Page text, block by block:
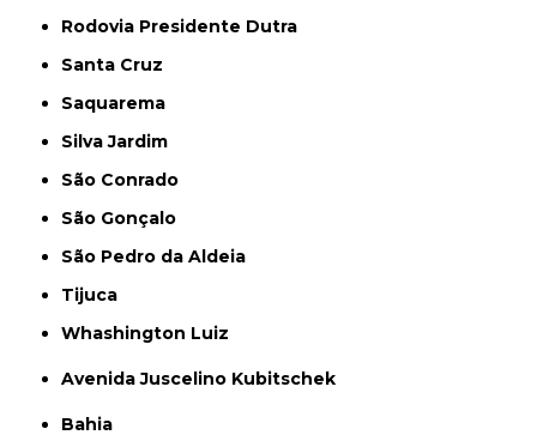
Rodovia Presidente Dutra
Santa Cruz
Saquarema
Silva Jardim
São Conrado
São Gonçalo
São Pedro da Aldeia
Tijuca
Whashington Luiz
Avenida Juscelino Kubitschek
Bahia